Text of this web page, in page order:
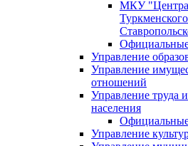
МКУ
Управление
Управление
отношений
Управление труда
населения
Управление